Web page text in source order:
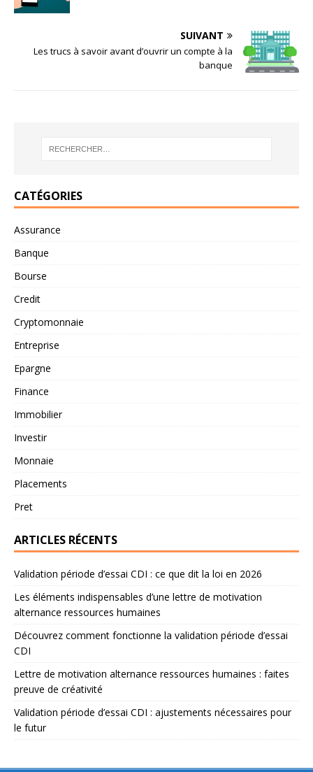
SUIVANT
Les trucs à savoir avant d’ouvrir un compte à la
banque
CATÉGORIES
Assurance
Banque
Bourse
Credit
Cryptomonnaie
Entreprise
Epargne
Finance
Immobilier
Investir
Monnaie
Placements
Pret
ARTICLES RÉCENTS
Validation période d’essai CDI : ce que dit la loi en 2026
Les éléments indispensables d’une lettre de motivation
alternance ressources humaines
Découvrez comment fonctionne la validation période d’essai
CDI
Lettre de motivation alternance ressources humaines : faites
preuve de créativité
Validation période d’essai CDI : ajustements nécessaires pour
le futur